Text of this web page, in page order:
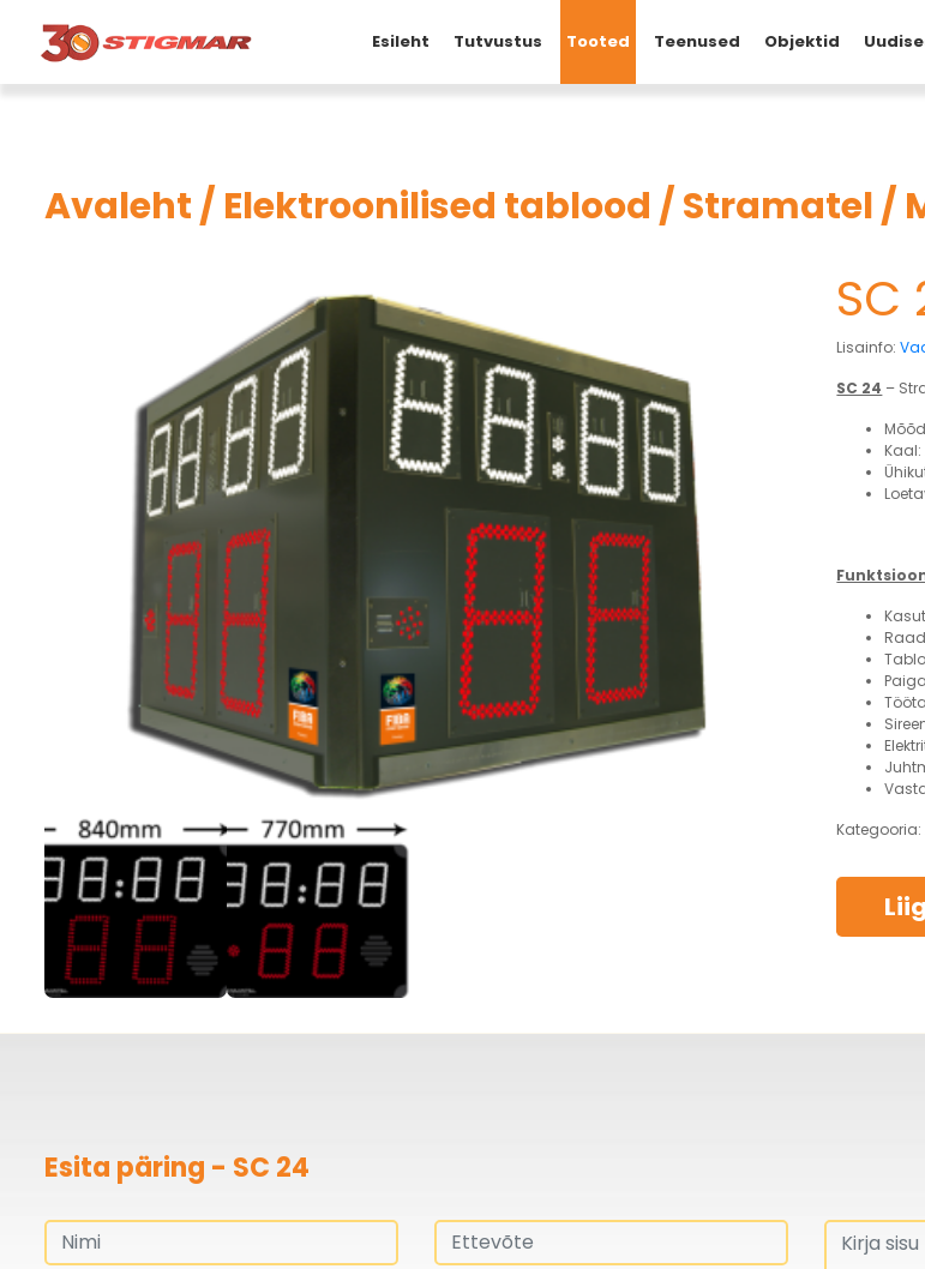
Esileht Tutvustus Tooted Teenused Objektid
Avaleht/ Elektroonilised tablood /Stramatel/
SC
Lisainfo:
SC 24 –
Kaal:
Kategooria:
Esita päring - SC 24